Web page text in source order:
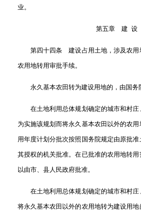
业。
第五章 建 设
第四十四条 建设占用土地，涉及农用
农用地转用审批手续。
永久基本农田转为建设用地的，由国务
在土地利用总体规划确定的城市和村庄
为实施该规划而将永久基本农田以外的农
用年度计划分批次按照国务院规定由原批
其授权的机关批准。在已批准的农用地转
以由市、县人民政府批准。
在土地利用总体规划确定的城市和村庄
将永久基本农田以外的农用地转为建设用